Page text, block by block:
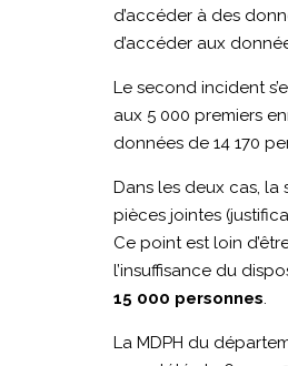
d’accéder à des
d’accéder aux
Le second incident
aux 5 000 premiers
données de 14 170
Dans les deux cas, la
pièces jointes
Ce point est loin
l’insuffisance du
15 000 personnes.
La MDPH du